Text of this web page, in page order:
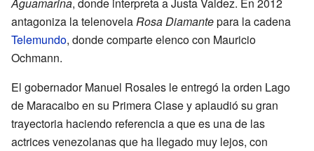
Aguamarina, donde interpreta a Justa Valdez. En 2012
antagoniza la telenovelaRosa Diamantepara la cadena
Telemundo, donde comparte elenco con Mauricio
Ochmann.
El gobernador Manuel Rosales le entregó la orden Lago
de Maracaibo en su Primera Clase y aplaudió su gran
trayectoria haciendo referencia a que es una de las
actrices venezolanas que ha llegado muy lejos, con